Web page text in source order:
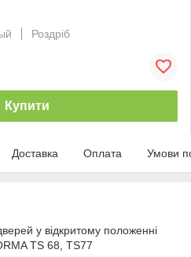
Роздріб
Купити
Доставка Оплата Умови
у відкритому положенні
TS 68, TS77